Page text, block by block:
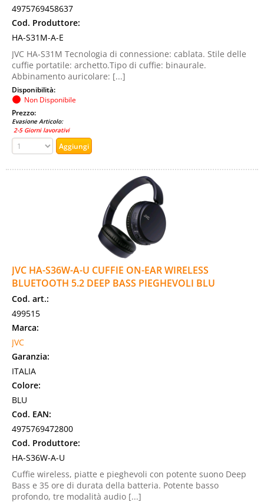
4975769458637
Cod. Produttore:
HA-S31M-A-E
JVC HA-S31M Tecnologia di connessione: cablata. Stile delle
cuffie portatile: archetto.Tipo di cuffie: binaurale.
Abbinamento auricolare: [...]
Disponibilità:
Non Disponibile
Prezzo:
Evasione Articolo:
2-5 Giorni lavorativi
JVC HA-S36W-A-U CUFFIE ON-EAR WIRELESS
BLUETOOTH 5.2 DEEP BASS PIEGHEVOLI BLU
Cod. art.:
499515
Marca:
JVC
Garanzia:
ITALIA
Colore:
BLU
Cod. EAN:
4975769472800
Cod. Produttore:
HA-S36W-A-U
Cuffie wireless, piatte e pieghevoli con potente suono Deep
Bass e 35 ore di durata della batteria. Potente basso
profondo, tre modalità audio [...]